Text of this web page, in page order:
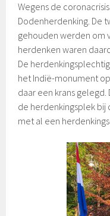
Wegens de
Dodenherdenking. De
gehouden werden om
herdenken waren
De
het Indië-monument
daar een krans
de herdenkingsplek bij
met al een